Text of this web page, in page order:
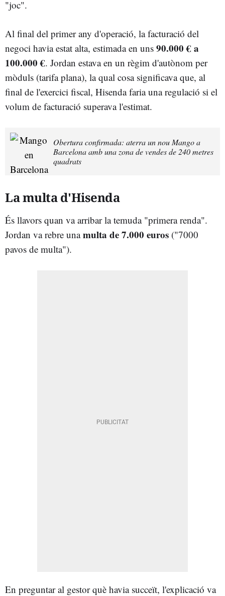
"joc".
Al final del primer any d'operació, la facturació del
negoci havia estat alta, estimada en uns 90.000 € a
100.000 €. Jordan estava en un règim d'autònom per
mòduls (tarifa plana), la qual cosa significava que, al
final de l'exercici fiscal, Hisenda faria una regulació si el
volum de facturació superava l'estimat.
Obertura confirmada: aterra un nou Mango a
Barcelona amb una zona de vendes de 240 metres
quadrats
La multa d'Hisenda
És llavors quan va arribar la temuda "primera renda".
Jordan va rebre unamulta de 7.000 euros ("7000
pavos de multa").
En preguntar al gestor què havia succeït, l'explicació va